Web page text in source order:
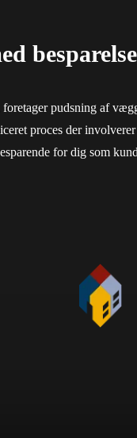
pudsning af
proces der
for dig som